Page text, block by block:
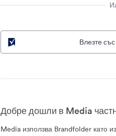
Влезте
Добре дошли в Media
Media използва Brandfolder като